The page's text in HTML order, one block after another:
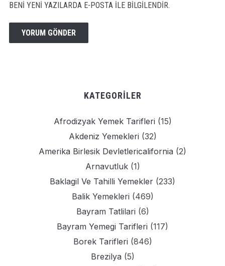
BENI YENI YAZILARDA E-POSTA ILE BILGILENDIR.
KATEGORILER
Afrodizyak Yemek Tarifleri (15)
Akdeniz Yemekleri (32)
Amerika Birlesik Devletlericalifornia (2)
Arnavutluk(1)
Baklagil Ve Tahilli Yemekler (233)
Balik Yemekleri (469)
Bayram Tatlilari (6)
Bayram Yemegi Tarifleri (117)
Borek Tarifleri (846)
Brezilya (5)